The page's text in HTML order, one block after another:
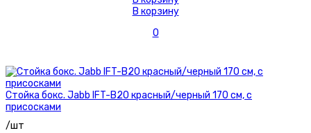
В корзину
0
Стойка бокс. Jabb IFT-B20 красный/черный 170 см, с
присосками
/шт